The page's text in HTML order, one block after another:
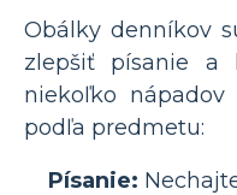
Obálky denníkov
zlepšiť písanie a
niekoľko
podľa predmetu:
Písanie: